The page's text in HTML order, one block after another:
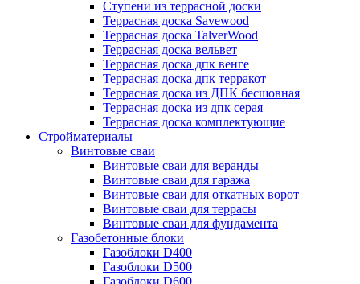
Ступени из террасной доски
Террасная доска Savewood
Террасная доска TalverWood
Террасная доска вельвет
Террасная доска дпк венге
Террасная доска дпк терракот
Террасная доска из ДПК бесшовная
Террасная доска из дпк серая
Террасная доска комплектующие
Стройматериалы
Винтовые сваи
Винтовые сваи для веранды
Винтовые сваи для гаража
Винтовые сваи для откатных ворот
Винтовые сваи для террасы
Винтовые сваи для фундамента
Газобетонные блоки
Газоблоки D400
Газоблоки D500
Газоблоки D600